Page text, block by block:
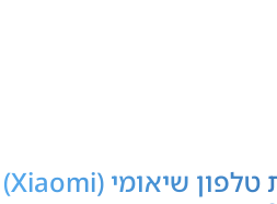
מדריך מקיף לבחירת טלפון שיאומי (Xiaomi)